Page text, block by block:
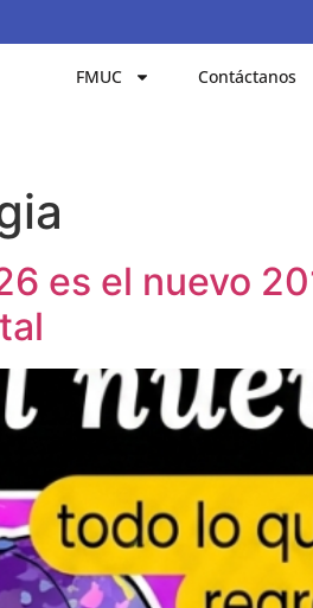
FMUC Contáctanos
es el nuevo